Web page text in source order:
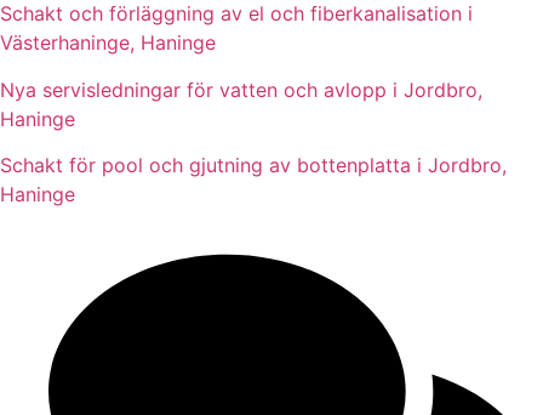
Schakt och förläggning av el och fiberkanalisation i
Västerhaninge, Haninge
Nya servisledningar för vatten och avlopp i Jordbro,
Haninge
Schakt för pool och gjutning av bottenplatta i Jordbro,
Haninge